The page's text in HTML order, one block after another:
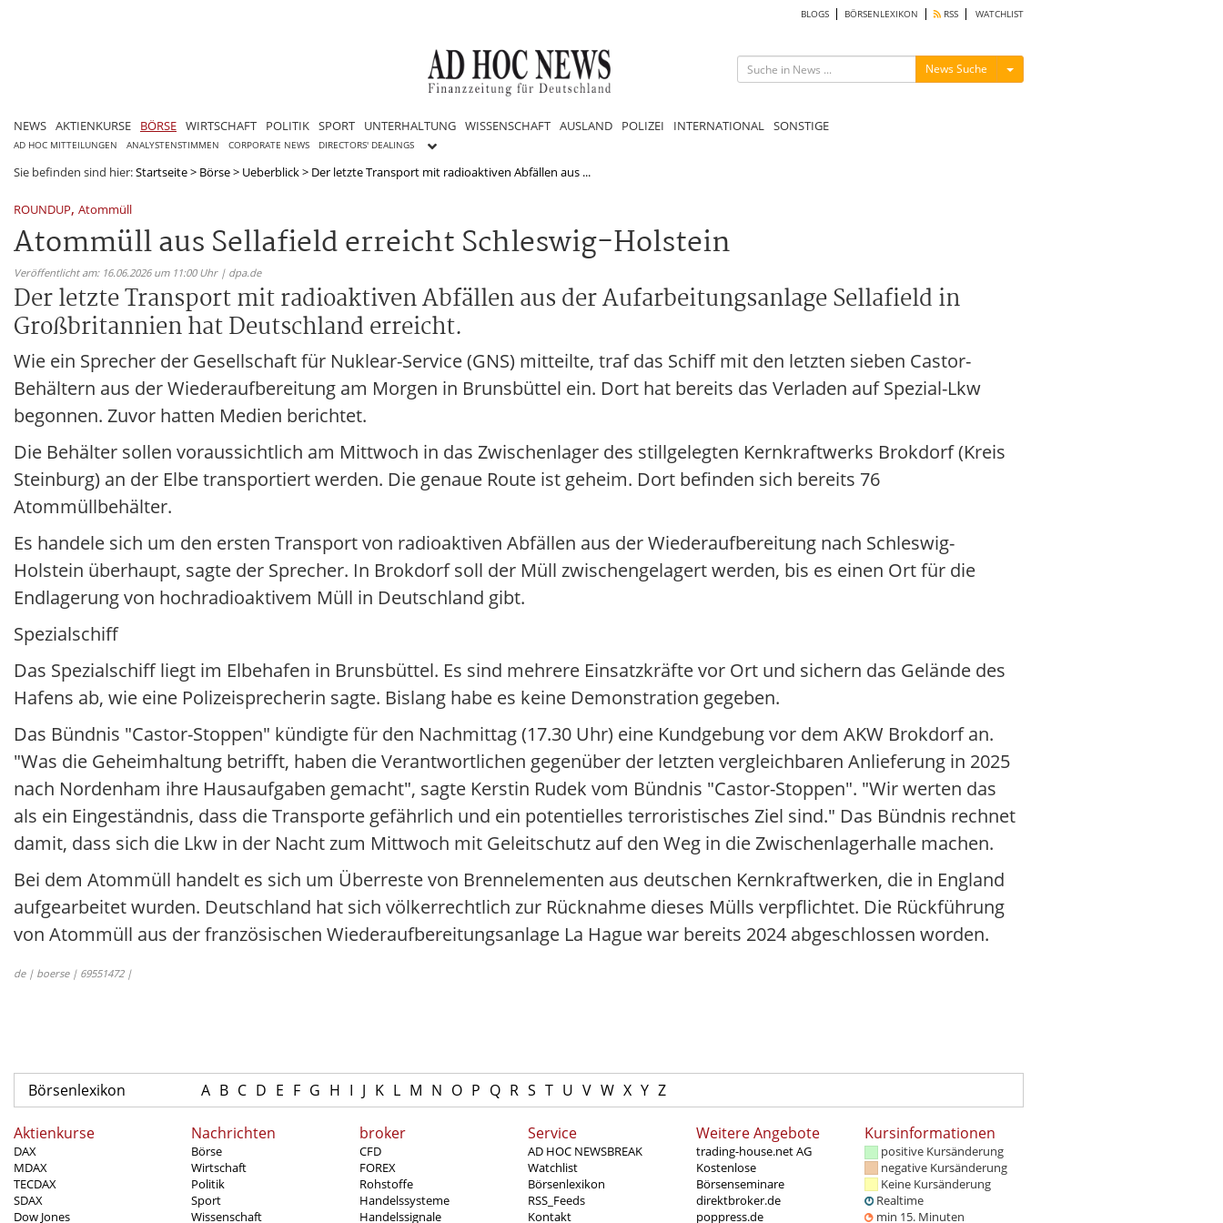
BLOGS BÖRSENLEXIKON RSS WATCHLIST
News Suche Menü ein-/ausblenden
NEWS AKTIENKURSE BÖRSE WIRTSCHAFT POLITIK SPORT UNTERHALTUNG WISSENSCHAFT AUSLAND POLIZEI INTERNATIONAL SONSTIGE
AD HOC MITTEILUNGEN ANALYSTENSTIMMEN CORPORATE NEWS DIRECTORS' DEALINGS
Sie befinden sind hier:Startseite> Börse> Ueberblick> Der letzte Transport mit radioaktiven Abfällen aus ...
ROUNDUP, Atommüll
Atommüll aus Sellafield erreicht Schleswig-Holstein
Veröffentlicht am: 16.06.2026 um 11:00 Uhr | dpa.de
Der letzte Transport mit radioaktiven Abfällen aus der Aufarbeitungsanlage Sellafield in
Großbritannien hat Deutschland erreicht.
Wie ein Sprecher der Gesellschaft für Nuklear-Service (GNS) mitteilte, traf das Schiff mit den letzten sieben Castor-
Behältern aus der Wiederaufbereitung am Morgen in Brunsbüttel ein. Dort hat bereits das Verladen auf Spezial-Lkw
begonnen. Zuvor hatten Medien berichtet.
Die Behälter sollen voraussichtlich am Mittwoch in das Zwischenlager des stillgelegten Kernkraftwerks Brokdorf (Kreis
Steinburg) an der Elbe transportiert werden. Die genaue Route ist geheim. Dort befinden sich bereits 76
Atommüllbehälter.
Es handele sich um den ersten Transport von radioaktiven Abfällen aus der Wiederaufbereitung nach Schleswig-
Holstein überhaupt, sagte der Sprecher. In Brokdorf soll der Müll zwischengelagert werden, bis es einen Ort für die
Endlagerung von hochradioaktivem Müll in Deutschland gibt.
Spezialschiff
Das Spezialschiff liegt im Elbehafen in Brunsbüttel. Es sind mehrere Einsatzkräfte vor Ort und sichern das Gelände des
Hafens ab, wie eine Polizeisprecherin sagte. Bislang habe es keine Demonstration gegeben.
Das Bündnis "Castor-Stoppen" kündigte für den Nachmittag (17.30 Uhr) eine Kundgebung vor dem AKW Brokdorf an.
"Was die Geheimhaltung betrifft, haben die Verantwortlichen gegenüber der letzten vergleichbaren Anlieferung in 2025
nach Nordenham ihre Hausaufgaben gemacht", sagte Kerstin Rudek vom Bündnis "Castor-Stoppen". "Wir werten das
als ein Eingeständnis, dass die Transporte gefährlich und ein potentielles terroristisches Ziel sind." Das Bündnis rechnet
damit, dass sich die Lkw in der Nacht zum Mittwoch mit Geleitschutz auf den Weg in die Zwischenlagerhalle machen.
Bei dem Atommüll handelt es sich um Überreste von Brennelementen aus deutschen Kernkraftwerken, die in England
aufgearbeitet wurden. Deutschland hat sich völkerrechtlich zur Rücknahme dieses Mülls verpflichtet. Die Rückführung
von Atommüll aus der französischen Wiederaufbereitungsanlage La Hague war bereits 2024 abgeschlossen worden.
de | boerse | 69551472 |
Börsenlexikon A B C D E F G H I J K L M N O P Q R S T U V W X Y Z
Aktienkurse
DAX
MDAX
TECDAX
SDAX
Dow Jones
Nachrichten
Börse
Wirtschaft
Politik
Sport
Wissenschaft
broker
CFD
FOREX
Rohstoffe
Handelssysteme
Handelssignale
Service
AD HOC NEWSBREAK
Watchlist
Börsenlexikon
RSS_Feeds
Kontakt
Weitere Angebote
trading-house.net AG
Kostenlose
Börsenseminare
direktbroker.de
poppress.de
Kursinformationen
positive Kursänderung
negative Kursänderung
Keine Kursänderung
Realtime
min 15. Minuten